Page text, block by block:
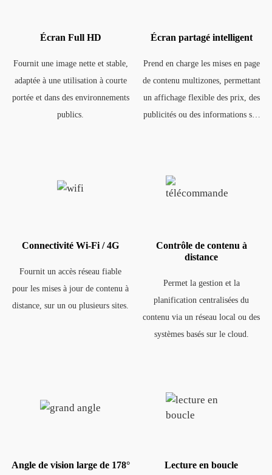
Écran Full HD
Fournit une image nette et stable,
adaptée à une utilisation à courte
portée et dans des environnements
publics.
Écran partagé intelligent
Prend en charge les mises en page
de contenu multizones, permettant
un affichage flexible des prix, des
publicités ou des informations sur
Connectivité Wi-Fi / 4G
Fournit un accès réseau fiable
pour les mises à jour de contenu à
distance, sur un ou plusieurs sites.
Contrôle de contenu à
distance
Permet la gestion et la
planification centralisées du
contenu via un réseau local ou des
systèmes basés sur le cloud.
Angle de vision large de 178° Lecture en boucle